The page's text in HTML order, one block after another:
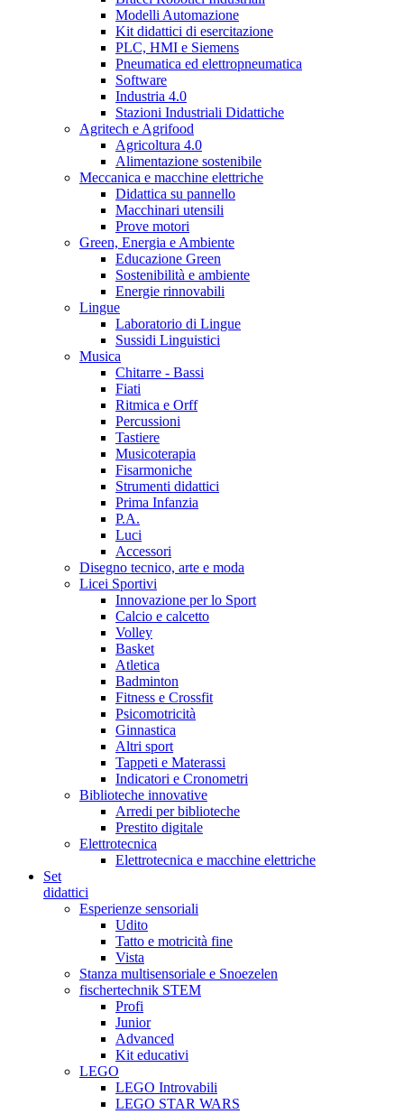
Modelli Automazione
Kit didattici di esercitazione
PLC, HMI e Siemens
Pneumatica ed elettropneumatica
Software
Industria 4.0
Stazioni Industriali Didattiche
Agritech e Agrifood
Agricoltura 4.0
Alimentazione sostenibile
Meccanica e macchine elettriche
Didattica su pannello
Macchinari utensili
Prove motori
Green, Energia e Ambiente
Educazione Green
Sostenibilità e ambiente
Energie rinnovabili
Lingue
Laboratorio di Lingue
Sussidi Linguistici
Musica
Chitarre - Bassi
Fiati
Ritmica e Orff
Percussioni
Tastiere
Musicoterapia
Fisarmoniche
Strumenti didattici
Prima Infanzia
P.A.
Luci
Accessori
Disegno tecnico, arte e moda
Licei Sportivi
Innovazione per lo Sport
Calcio e calcetto
Volley
Basket
Atletica
Badminton
Fitness e Crossfit
Psicomotricità
Ginnastica
Altri sport
Tappeti e Materassi
Indicatori e Cronometri
Biblioteche innovative
Arredi per biblioteche
Prestito digitale
Elettrotecnica
Elettrotecnica e macchine elettriche
Set
didattici
Esperienze sensoriali
Udito
Tatto e motricità fine
Vista
Stanza multisensoriale e Snoezelen
fischertechnik STEM
Profi
Junior
Advanced
Kit educativi
LEGO
LEGO Introvabili
LEGO STAR WARS